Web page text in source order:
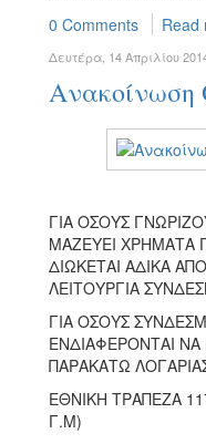
0 Comments Read
Δευτέρα, 14 Απριλίου
Aνακοίνωση
ΓΙΑ ΟΣΟΥΣ
ΜΑΖΕΥΕΙ ΧΡΗΜΑΤΑ
ΔΙΩΚΕΤΑΙ ΑΔΙΚΑ
ΛΕΙΤΟΥΡΓΙΑ
ΓΙΑ ΟΣΟΥΣ
ΕΝΔΙΑΦΕΡΟΝΤΑΙ
ΠΑΡΑΚΑΤΩ
ΕΘΝΙΚΗ ΤΡΑΠΕΖΑ
Γ.Μ)